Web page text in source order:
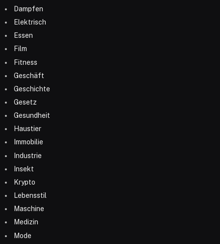
Dampfen
Elektrisch
Essen
Film
Fitness
Geschäft
Geschichte
Gesetz
Gesundheit
Haustier
Immobilie
Industrie
Insekt
Krypto
Lebensstil
Maschine
Medizin
Mode